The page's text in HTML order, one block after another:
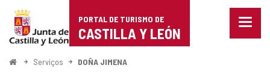
Portal
de
Turismo
PORTAL DE TURISMO DE
CASTILLA Y LEÓN
Menu
ComeçoServiços DOÑA JIMENA